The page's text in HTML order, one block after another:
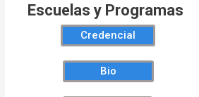
Escuelas y Programas
Credencial
Bio